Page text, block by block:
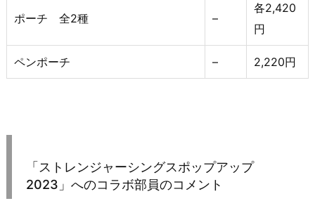
ポーチ 全2種 –
各2,420
円
ペンポーチ – 2,220円
「ストレンジャーシングスポップアップ
2023」へのコラボ部員のコメント